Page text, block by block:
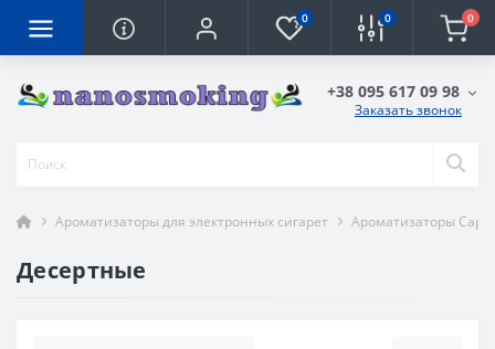
0 0 0
+38 095 617 09 98
Заказать звонок
Ароматизаторы для электронных сигарет Ароматизаторы
Десертные